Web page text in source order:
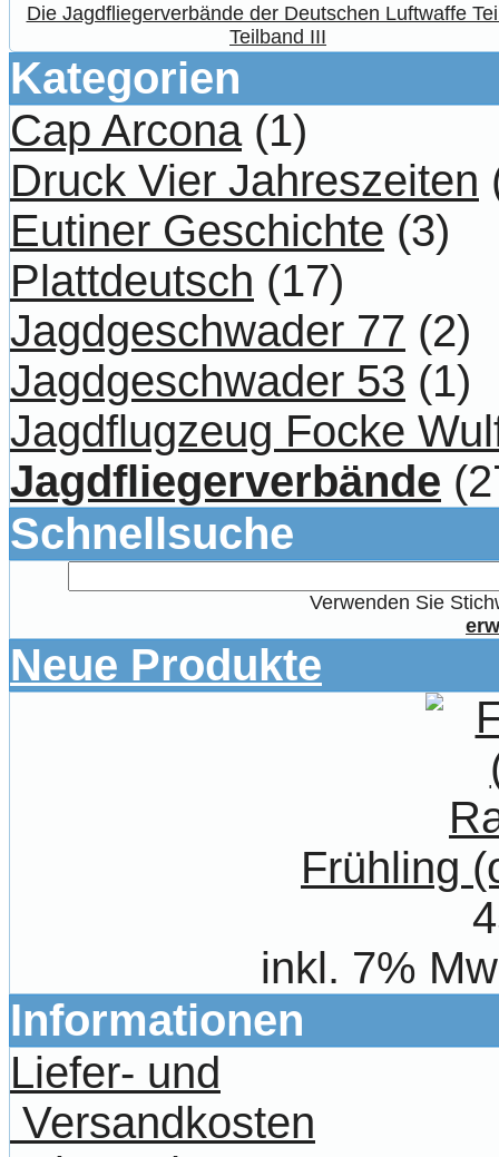
Die Jagdfliegerverbände der Deutschen Luftwaffe
Teilband III
Kategorien
Cap Arcona(1)
Druck Vier Jahreszeiten
Eutiner Geschichte (3)
Plattdeutsch (17)
Jagdgeschwader 77 (2)
Jagdgeschwader 53 (1)
Jagdflugzeug Focke
Jagdfliegerverbände
Schnellsuche
Verwenden Sie
Neue Produkte
Frühling
inkl. 7%
Informationen
Liefer- und
Versandkosten